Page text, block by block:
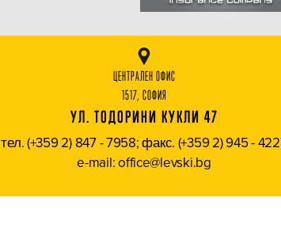
ЦЕНТРАЛЕН ОФИС
1517, СОФИЯ
УЛ. ТОДОРИНИ КУКЛИ 47
тел. (+359 2) 847 - 7958; факс. (+359 2) 945 -
e-mail: office@levski.bg